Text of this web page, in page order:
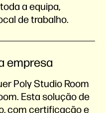
a equipa,
de trabalho.
empresa
Poly Studio Room
Esta solução de
com certificação e